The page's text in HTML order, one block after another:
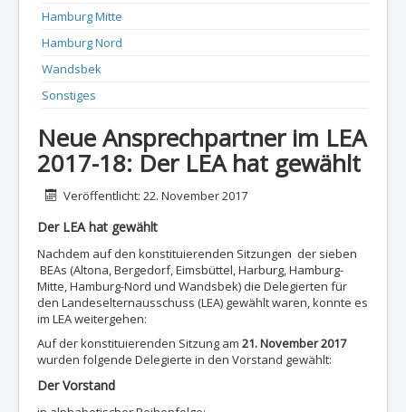
Hamburg Mitte
Hamburg Nord
Wandsbek
Sonstiges
Neue Ansprechpartner im LEA
2017-18: Der LEA hat gewählt
DetailsVeröffentlicht: 22. November 2017
Der LEA hat gewählt
Nachdem auf den konstituierenden Sitzungen der sieben
BEAs (Altona, Bergedorf, Eimsbüttel, Harburg, Hamburg-
Mitte, Hamburg-Nord und Wandsbek) die Delegierten für
den Landeselternausschuss (LEA) gewählt waren, konnte es
im LEA weitergehen:
Auf der konstituierenden Sitzung am 21. November 2017
wurden folgende Delegierte in den Vorstand gewählt:
Der Vorstand